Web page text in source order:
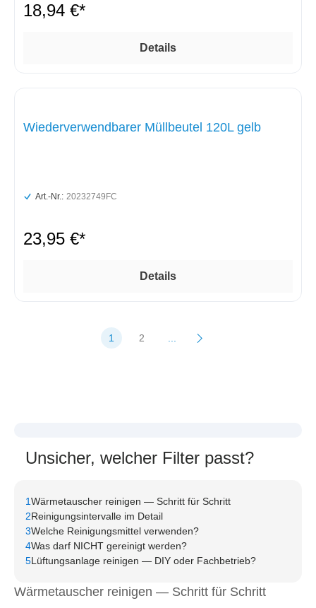
18,94 €*
Details
Wiederverwendbarer Müllbeutel 120L gelb
Art.-Nr.: 20232749FC
23,95 €*
Details
1 2
Unsicher, welcher Filter passt?
Passgarantie
Persönlicher Support
KONTAKT
1Wärmetauscher reinigen — Schritt für Schritt
2Reinigungsintervalle im Detail
3Welche Reinigungsmittel verwenden?
4Was darf NICHT gereinigt werden?
5Lüftungsanlage reinigen — DIY oder Fachbetrieb?
Wärmetauscher reinigen — Schritt für Schritt